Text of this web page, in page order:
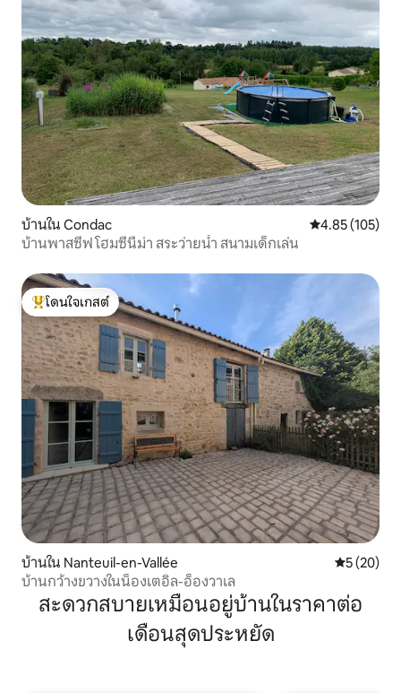
บ้านใน Condac คะแนนเฉลี่ย
4.85 (105)
บ้านพาสซีฟ โฮมซีนีม่า สระว่ายน้ำ สนามเด็กเล่น
โดนใจเกสต์ที่สุด
โดนใจเกสต์
บ้านใน Nanteuil-en-Vallée คะแนนเฉลี่
5 (20)
บ้านกว้างขวางในน็องเตอิล-อ็องวาเล
สะดวกสบายเหมือนอยู่บ้านในราคาต่อ
เดือนสุดประหยัด